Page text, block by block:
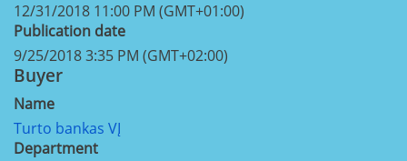
12/31/2018 11:00 PM (GMT+01:00)
Publication date
9/25/2018 3:35 PM (GMT+02:00)
Buyer
Name
Turto bankas VĮ
Department